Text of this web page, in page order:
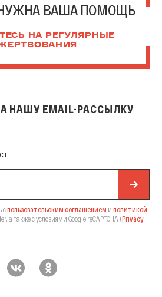
ВАША ПОМОЩЬ
НА РЕГУЛЯРНЫЕ
НАШУ EMAIL-РАССЫЛКУ
рассылку
спользовательским соглашением и политикой
а также с условиями Google reCAPTCHA (Privacy